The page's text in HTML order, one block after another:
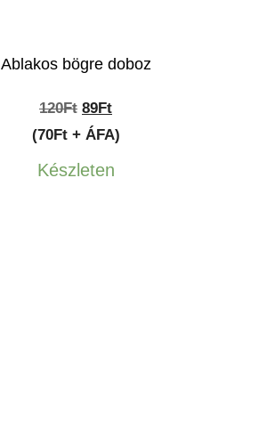
Ablakos bögre doboz
120Ft Original
price
was:
89FtCurrent
price
(70Ft + ÁFA)
Készleten